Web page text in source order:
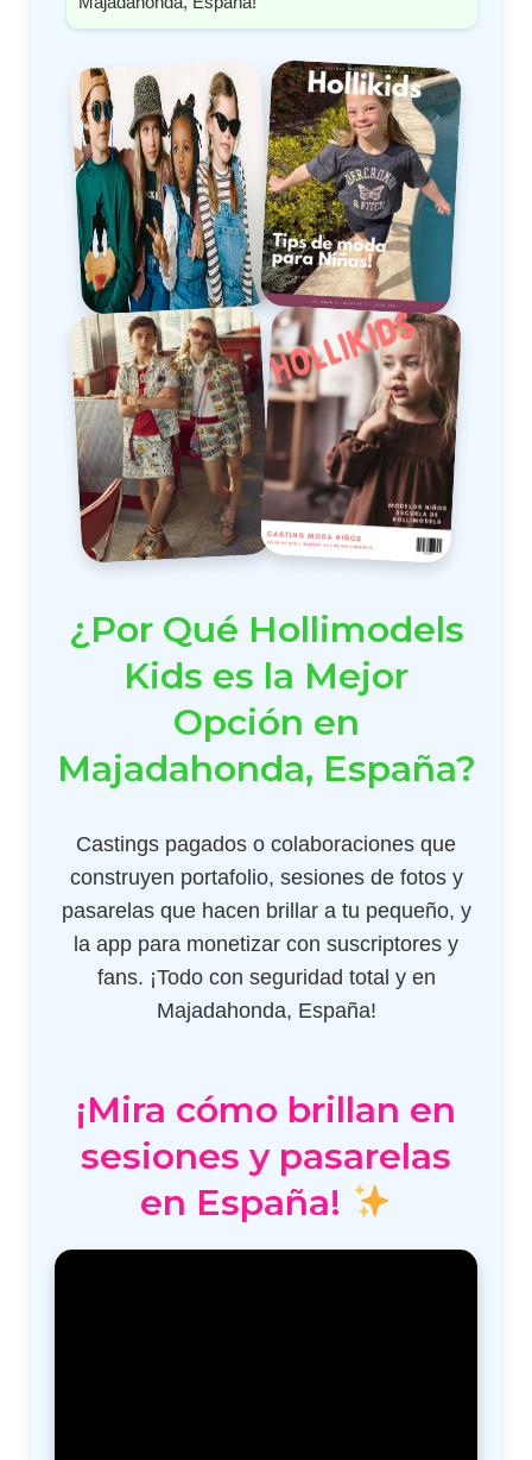
¿Por Qué Hollimodels
Kids es la Mejor
Opción en
Majadahonda, España?
Castings pagados o colaboraciones que
construyen portafolio, sesiones de fotos y
pasarelas que hacen brillar a tu pequeño, y
la app para monetizar con suscriptores y
fans. ¡Todo con seguridad total y en
Majadahonda, España!
¡Mira cómo brillan en
sesiones y pasarelas
en España!